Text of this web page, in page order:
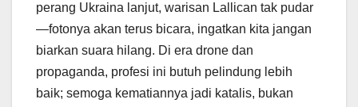
perang Ukraina lanjut, warisan Lallican tak pudar
—fotonya akan terus bicara, ingatkan kita jangan
biarkan suara hilang. Di era drone dan
propaganda, profesi ini butuh pelindung lebih
baik; semoga kematiannya jadi katalis, bukan